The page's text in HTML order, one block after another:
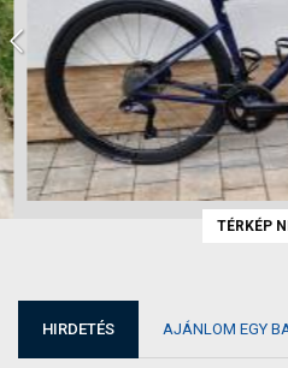
TÉRKÉP
HIRDETÉS AJÁNLOM EGY